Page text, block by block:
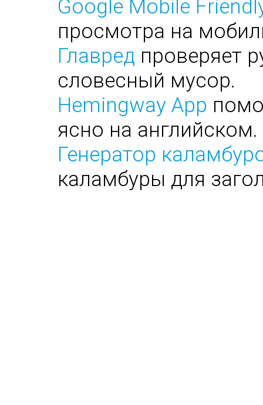
Google Mobile
просмотра на
Главред проверяет
словесный мусор.
Hemingway App
ясно на английском.
Генератор
каламбуры для